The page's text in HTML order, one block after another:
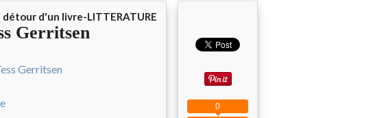
détour d'un livre-LITTERATURE
Gerritsen
0